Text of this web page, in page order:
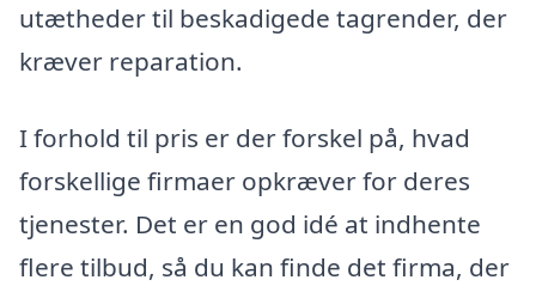
utætheder til beskadigede tagrender, der
kræver reparation.
I forhold til pris er der forskel på, hvad
forskellige firmaer opkræver for deres
tjenester. Det er en god idé at indhente
flere tilbud, så du kan finde det firma, der